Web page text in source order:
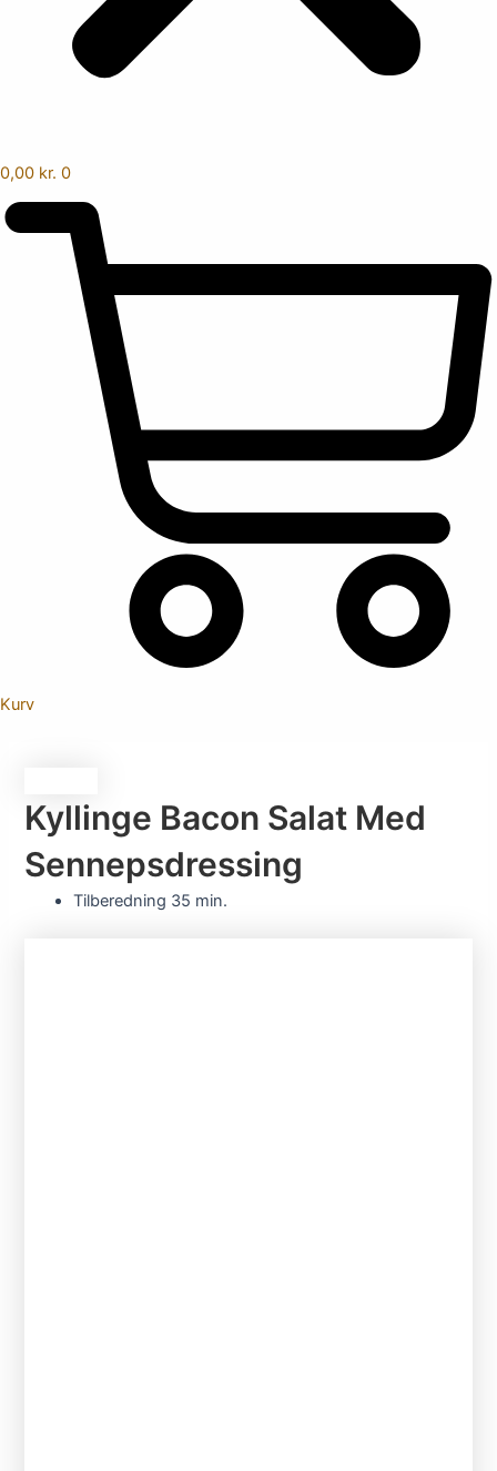
0,00 kr. 0
Kurv
Kyllinge Bacon Salat Med
Sennepsdressing
Tilberedning 35 min.